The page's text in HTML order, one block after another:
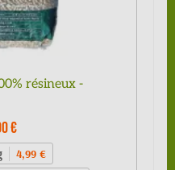
résineux -
€
4,99 €